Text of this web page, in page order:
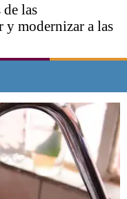
las
y modernizar a las